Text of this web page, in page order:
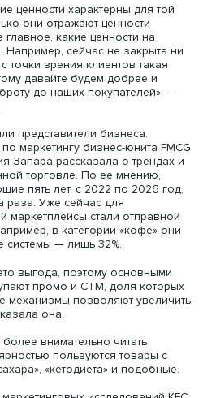
россиян, то в этом
услуг HoReCa (Hotel,
марте (10-я неделя 2022 года)
непродовольственных
цифры, мы видим, что
Инна Караева.
ассортимента из-за
43% россиян считают,
по выгодной цене, и